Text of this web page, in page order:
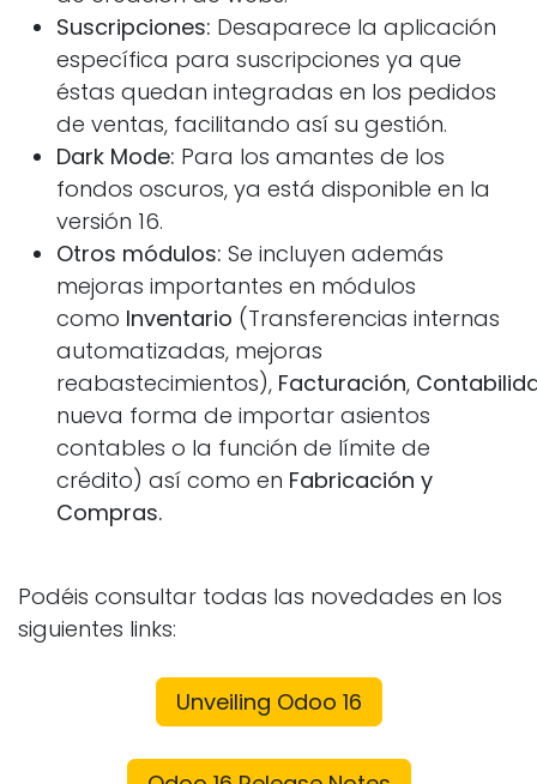
Suscripciones: Desaparece la aplicación
específica para suscripciones ya que
éstas quedan integradas en los pedidos
de ventas, facilitando así su gestión.
Dark Mode: Para los amantes de los
fondos oscuros, ya está disponible en la
versión 16.
Otros módulos: Se incluyen además
mejoras importantes en módulos
como Inventario (Transferencias internas
automatizadas, mejoras
reabastecimientos), Facturación,
nueva forma de importar asientos
contables o la función de límite de
crédito) así como en Fabricación y
Compras.
Podéis consultar todas las novedades en los
siguientes links:
Unveiling Odoo 16